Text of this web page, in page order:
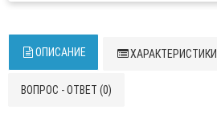
ОПИСАНИЕ ХАРАКТЕРИСТИКИ
ВОПРОС - ОТВЕТ (0)